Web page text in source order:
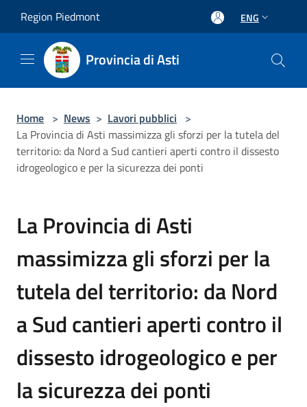
Region Piedmont ENG
Provincia di Asti
Home > News > Lavori pubblici >
La Provincia di Asti massimizza gli sforzi per la tutela del
territorio: da Nord a Sud cantieri aperti contro il dissesto
idrogeologico e per la sicurezza dei ponti
La Provincia di Asti
massimizza gli sforzi per la
tutela del territorio: da Nord
a Sud cantieri aperti contro il
dissesto idrogeologico e per
la sicurezza dei ponti